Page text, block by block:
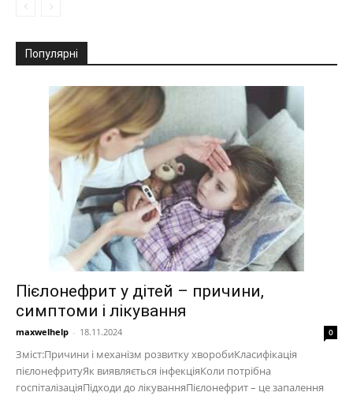
Популярні
Пієлонефрит у дітей – причини,
симптоми і лікування
maxwelhelp - 18.11.2024 0
Зміст:Причини і механізм розвитку хворобиКласифікація
пієлонефритуЯк виявляється інфекціяКоли потрібна
госпіталізаціяПідходи до лікуванняПієлонефрит – це запалення